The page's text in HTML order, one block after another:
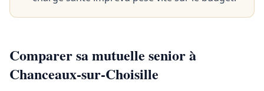
Comparer sa mutuelle senior à
Chanceaux-sur-Choisille